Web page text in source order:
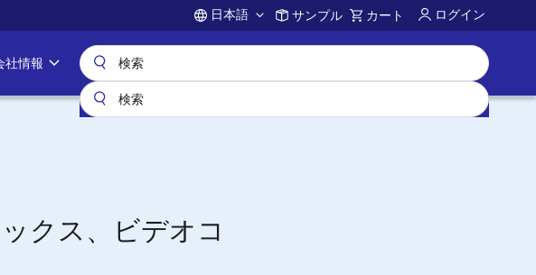
Account
日本語 サンプル カート ログイン
社情報
クス、ビデオコ